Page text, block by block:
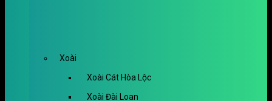
Xoài
Xoài Cát Hòa Lộc
Xoài Đài Loan